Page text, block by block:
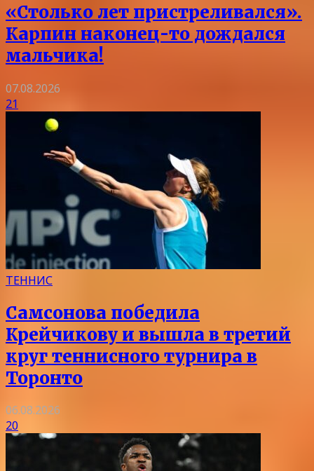
«Столько лет пристреливался».
Карпин наконец-то дождался
мальчика!
07.08.2026
21
ТЕННИС
Самсонова победила
Крейчикову и вышла в третий
круг теннисного турнира в
Торонто
06.08.2026
20